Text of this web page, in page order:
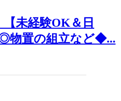
【未経験OK＆日
物置の組立など◆...